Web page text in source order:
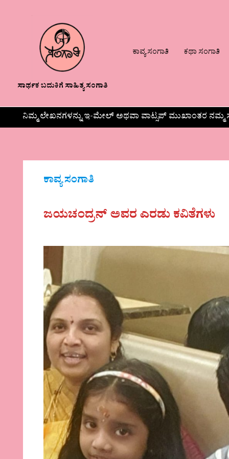
ಸಾರ್ಥಕ ಬದುಕಿಗೆ ಸಾಹಿತ್ಯ ಸಂಗಾತಿ
ಕಾವ್ಯ ಸಂಗಾತಿ ಕಥಾ ಸಂಗಾತಿ
ನಿಮ್ಮ ಲೇಖನಗಳನ್ನು ಇ-ಮೇಲ್ ಅಥವಾ ವಾಟ್ಸಪ್ ಮುಖಾಂತರ
ಕಾವ್ಯ ಸಂಗಾತಿ
ಜಯಚಂದ್ರನ್ ಅವರ ಎರಡು ಕವಿತೆಗಳು